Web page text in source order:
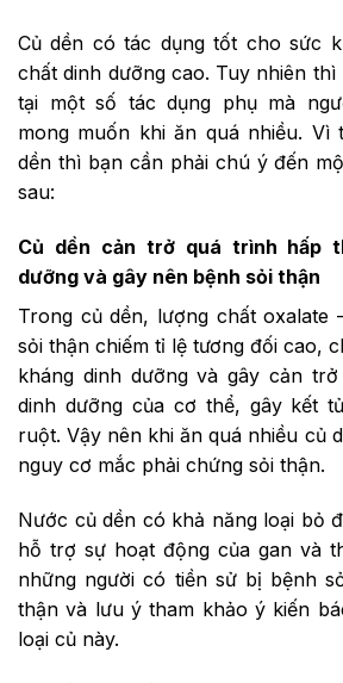
Củ dền có tác dụng tốt cho sức
chất dinh dưỡng cao. Tuy nhiên
tại một số tác dụng phụ mà
mong muốn khi ăn quá nhiều. Vì
dền thì bạn cần phải chú ý đến
sau:
Củ dền cản trở quá trình hấp
dưỡng và gây nên bệnh sỏi thận
Trong củ dền, lượng chất oxalate
sỏi thận chiếm tỉ lệ tương đối cao,
kháng dinh dưỡng và gây cản
dinh dưỡng của cơ thể, gây kết
ruột. Vậy nên khi ăn quá nhiều củ
nguy cơ mắc phải chứng sỏi thận.
Nước củ dền có khả năng loại bỏ
hỗ trợ sự hoạt động của gan và
những người có tiền sử bị bệnh
thận và lưu ý tham khảo ý kiến
loại củ này.